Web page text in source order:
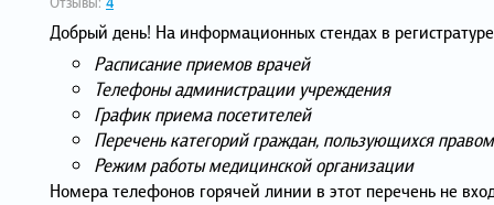
Добрый день! На информационных стендах в
Расписание приемов врачей
Телефоны администрации учреждения
График приема посетителей
Перечень категорий граждан, пользующихся
Режим работы медицинской организации
Номера телефонов горячей линии в этот перечень не